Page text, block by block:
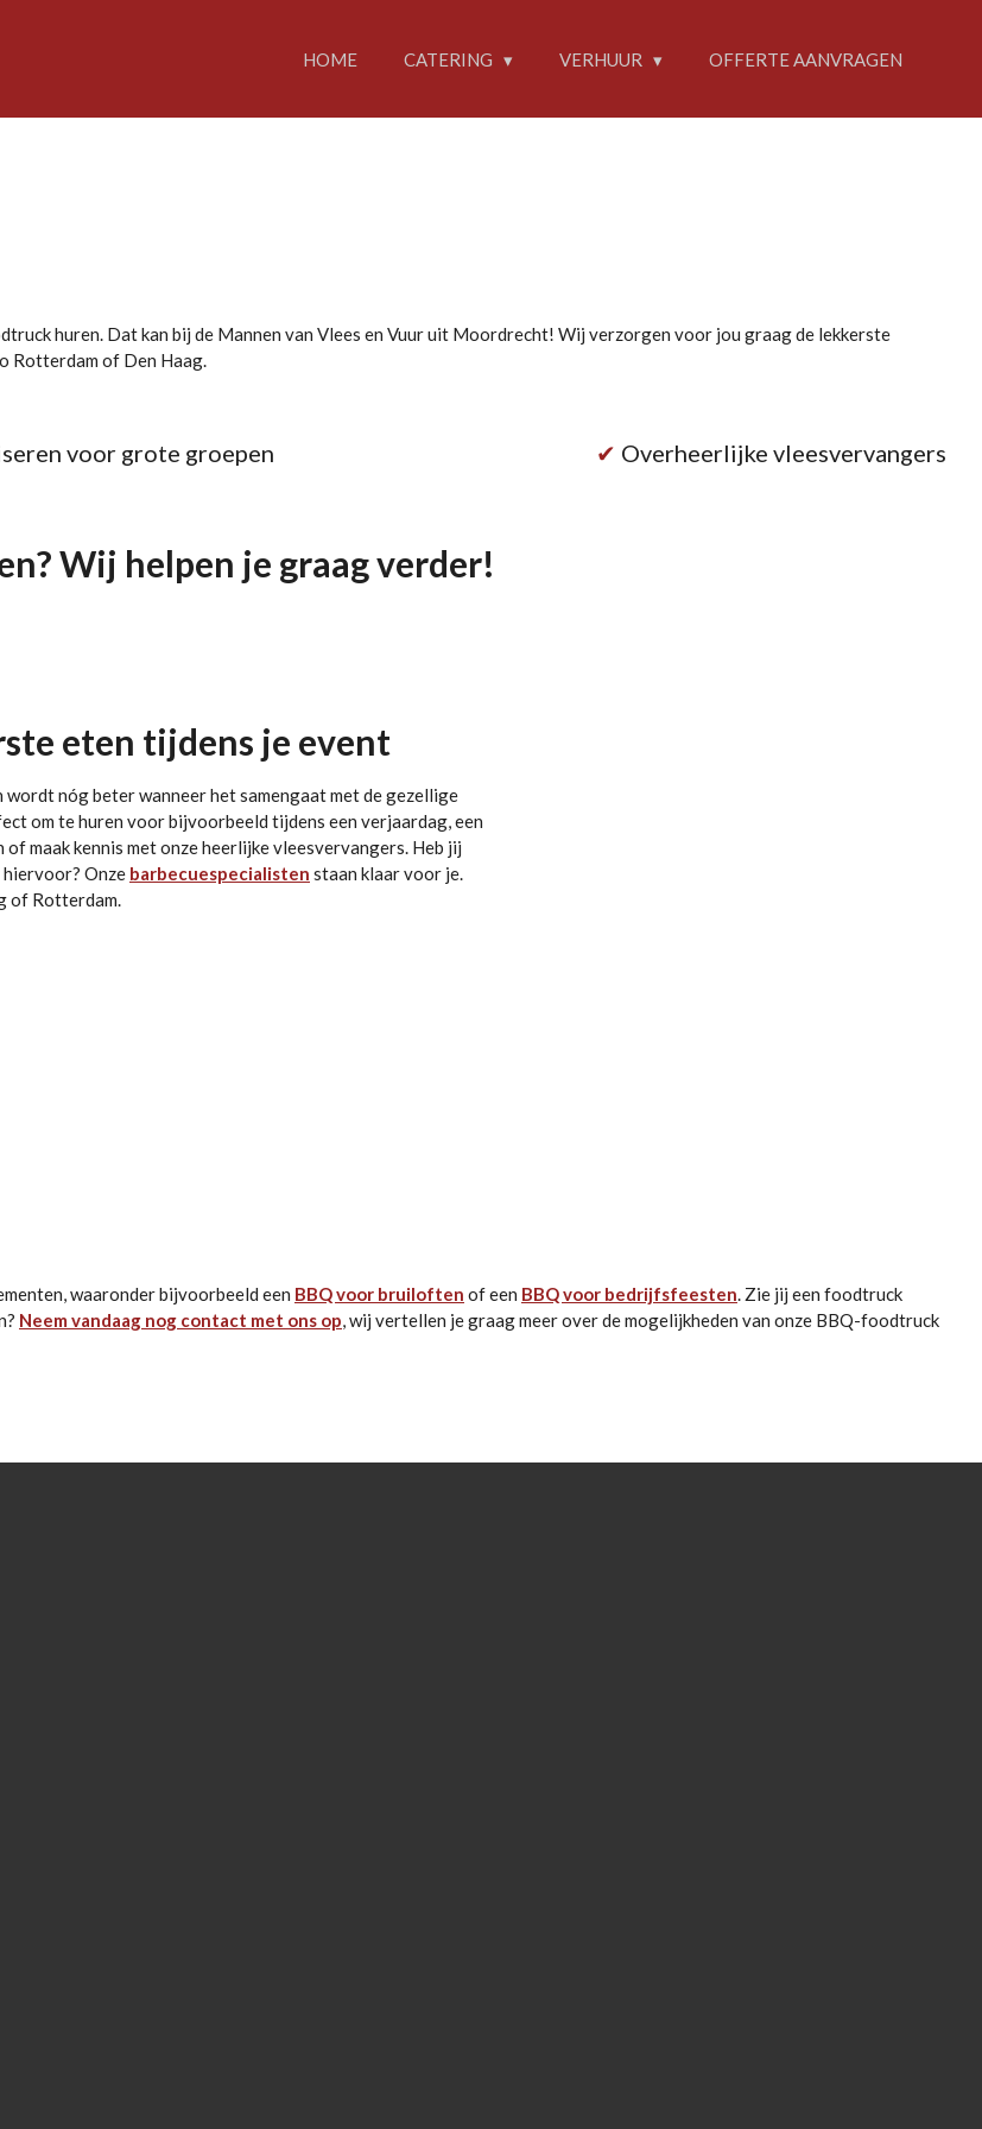
HOME CATERING VERHUUR OFFERTE AANVRAGEN
huren. Dat kan bij de Mannen van Vlees en Vuur uit Moordrecht! Wij verzorgen voor jou graag de lekkerste
Rotterdam of Den Haag.
voor grote groepen ✔ Overheerlijke vleesvervangers
Wij helpen je graag verder!
eten tijdens je event
nóg beter wanneer het samengaat met de gezellige
om te huren voor bijvoorbeeld tijdens een verjaardag, een
maak kennis met onze heerlijke vleesvervangers. Heb jij
hiervoor? Onze barbecuespecialisten staan klaar voor je.
of Rotterdam.
waaronder bijvoorbeeld een BBQ voor bruiloften of een BBQ voor bedrijfsfeesten. Zie jij een foodtruck
Neem vandaag nog contact met ons op, wij vertellen je graag meer over de mogelijkheden van onze BBQ-foodtruck